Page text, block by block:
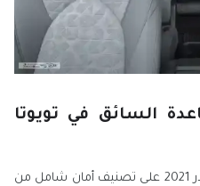
السائق في تويوتا
، حصلت هايلاندر 2021 على تصنيف أمان شامل من